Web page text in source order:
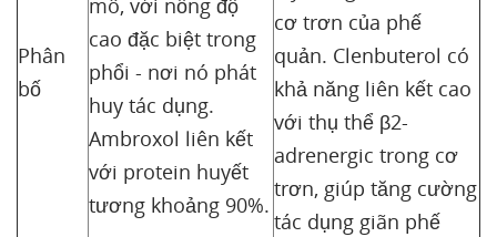
Phân
bố
mô, với nồng độ
cao đặc biệt trong
phổi - nơi nó phát
huy tác dụng.
Ambroxol liên kết
với protein huyết
tương khoảng 90%.
cơ trơn của phế
quản. Clenbuterol có
khả năng liên kết cao
với thụ thể β2-
adrenergic trong cơ
trơn, giúp tăng cường
tác dụng giãn phế